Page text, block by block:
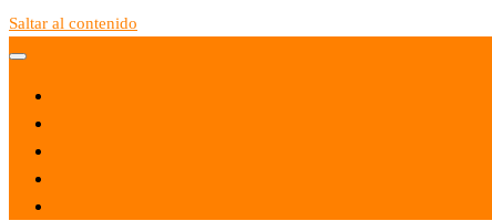
Saltar al contenido